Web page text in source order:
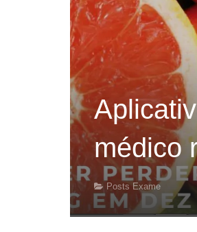
médico
Posts Exame